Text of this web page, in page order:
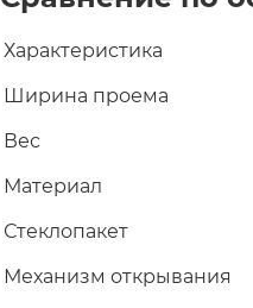
Характеристика
Ширина проема
Вес
Материал
Стеклопакет
Механизм открывания